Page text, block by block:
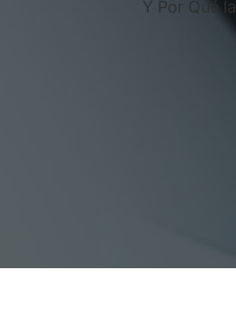
Y Por Qué